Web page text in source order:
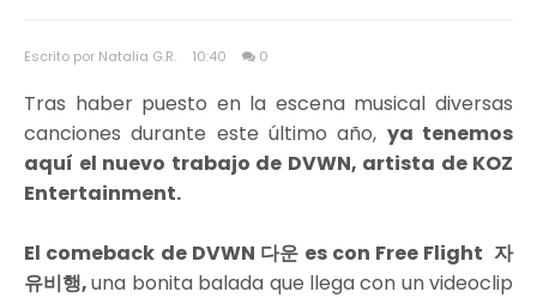
Escrito por Natalia G.R. 10:40 0
Tras haber puesto en la escena musical diversas
canciones durante este último año, ya tenemos
aquí el nuevo trabajo de DVWN, artista de KOZ
Entertainment.
El comeback de DVWN 다운 es con Free Flight 자
유비행,una bonita balada que llega con un videoclip